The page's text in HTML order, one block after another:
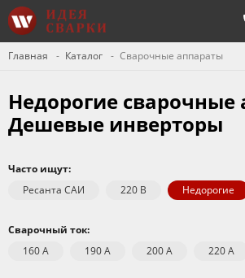
Главная Каталог Сварочные аппараты
Недорогие сварочные
Дешевые инверторы
Часто ищут:
Ресанта САИ
220 В Недорогие
Сварочный ток:
160 А
190 А 200 А 220 А